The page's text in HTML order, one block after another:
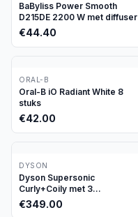
BaByliss Power Smooth
D215DE 2200 W met diffuser
€44.40
ORAL-B
Oral-B iO Radiant White 8
stuks
€42.00
DYSON
Dyson Supersonic
Curly+Coily met 3
opzetstukken
€349.00